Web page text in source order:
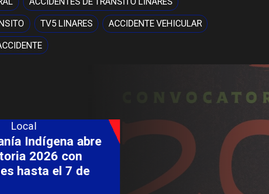
TV5 LINARES ACCIDENTE VEHICULAR
abre
con
7 de